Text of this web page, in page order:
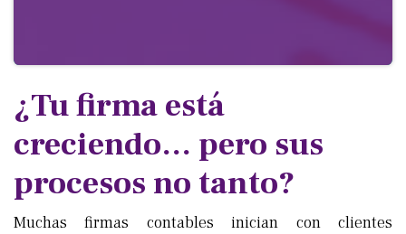
¿Tu firma está
creciendo… pero sus
procesos no tanto?
Muchas firmas contables inician con clientes